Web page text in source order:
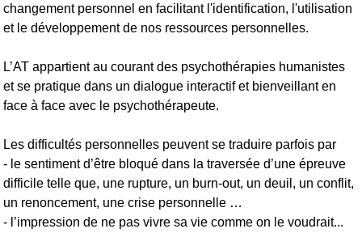
changement personnel en facilitant l'identification, l'utilisation
et le développement de nos ressources personnelles.
L’AT appartient au courant des psychothérapies humanistes
et se pratique dans un dialogue interactif et bienveillant en
face à face avec le psychothérapeute.
Les difficultés personnelles peuvent se traduire parfois par
- le sentiment d’être bloqué dans la traversée d’une épreuve
difficile telle que, une rupture, un burn-out, un deuil, un conflit,
un renoncement, une crise personnelle …
- l’impression de ne pas vivre sa vie comme on le voudrait...